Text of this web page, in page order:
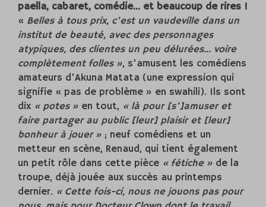
paella, cabaret, comédie… et beaucoup de rires !
« Belles à tous prix, c’est un vaudeville dans un
institut de beauté, avec des personnages
atypiques, des clientes un peu délurées… voire
complètement folles », s’amusent les comédiens
amateurs d’Akuna Matata (une expression qui
signifie « pas de problème » en swahili). Ils sont
dix « potes » en tout, « là pour [s’]amuser et
faire partager au public [leur] plaisir et [leur]
bonheur à jouer » ; neuf comédiens et un
metteur en scène, Renaud, qui tient également
un petit rôle dans cette pièce « fétiche » de la
troupe, déjà jouée aux succès au printemps
dernier. « Cette fois-ci, nous ne jouons pas pour